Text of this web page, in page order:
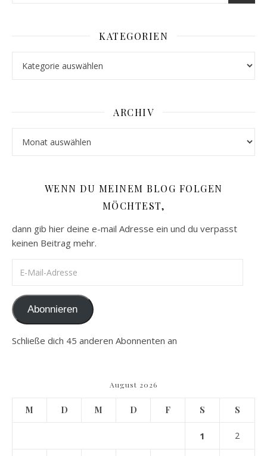
KATEGORIEN
ARCHIV
WENN DU MEINEM BLOG FOLGEN
MÖCHTEST,
dann gib hier deine e-mail Adresse ein und du verpasst
keinen Beitrag mehr.
Abonnieren
Schließe dich 45 anderen Abonnenten an
August 2026
M D M D F S S
1 2